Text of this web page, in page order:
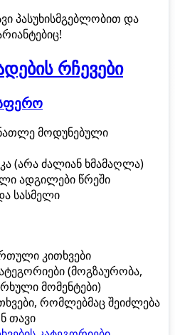
პასუხისმგებლობით და
რჩევები
მოდუნებული
(არა ძალიან ხმამაღლა)
ადგილები წრეში
სასმელი
კითხვები
(მოგზაურობა,
მომენტები)
რომლებმაც შეიძლება
თავი